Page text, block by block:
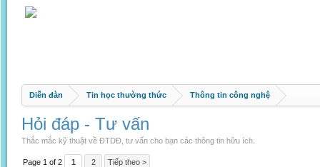
Diễn đàn Tin học thường thức Thông tin công nghệ
Hỏi đáp - Tư vấn
Thắc mắc kỹ thuật về ĐTDĐ, tư vấn cho bạn các thông tin hữu ích.
Page 1 of 2 1 2 Tiếp theo >